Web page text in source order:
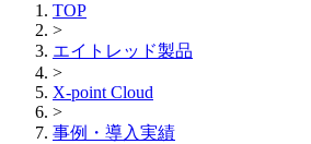
TOP
>
エイトレッド製品
>
X-point Cloud
>
事例・導入実績